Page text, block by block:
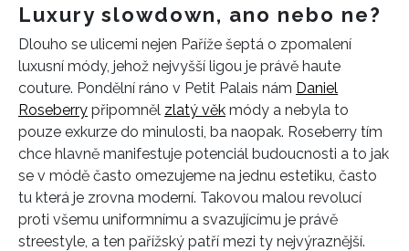
Luxury slowdown, ano nebo ne?
Dlouho se ulicemi nejen Paříže šeptá o zpomalení
luxusní módy, jehož nejvyšší ligou je právě haute
couture. Pondělní ráno v Petit Palais nám Daniel
Roseberry připomněl zlatý věk módy a nebyla to
pouze exkurze do minulosti, ba naopak. Roseberry tím
chce hlavně manifestuje potenciál budoucnosti a to jak
se v módě často omezujeme na jednu estetiku, často
tu která je zrovna moderní. Takovou malou revolucí
proti všemu uniformnímu a svazujícímu je právě
streestyle, a ten pařížský patří mezi ty nejvýraznější.